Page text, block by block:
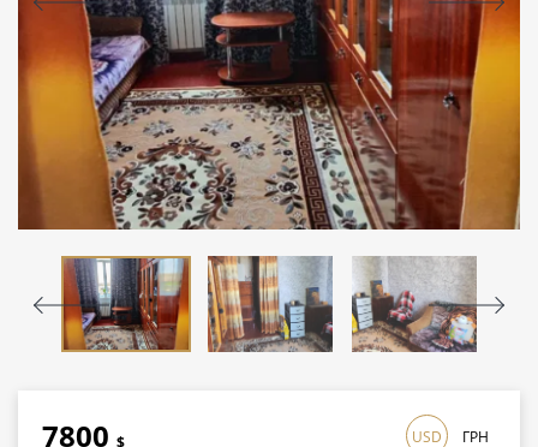
7800 $ USD ГРН